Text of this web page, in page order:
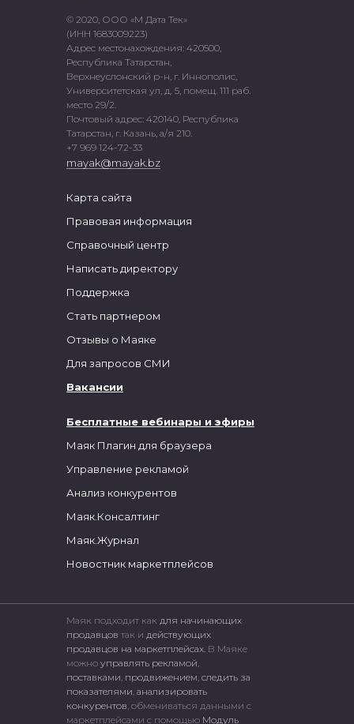
© 2020, ООО «М Дата Тек»
(ИНН 1683009223)
Адрес местонахождения: 420500,
Республика Татарстан,
Верхнеуслонский р-н, г. Иннополис,
Университетская ул, д. 5, помещ. 111 раб.
место 29/2.
Почтовый адрес: 420140, Республика
Татарстан, г. Казань, а/я 210.
+7 969 124-72-33
mayak@mayak.bz
Бесплатные вебинары и эфиры
Маяк Плагин для браузера
Управление рекламой
Анализ конкурентов
Маяк.Консалтинг
Маяк.Журнал
Новостник маркетплейсов
Карта сайта
Правовая информация
Справочный центр
Написать директору
Поддержка
Стать партнером
Отзывы о Маяке
Для запросов СМИ
Вакансии
Маяк подходит как для начинающих
продавцов так и действующих
продавцов на маркетплейсах. В Маяке
можно управлять рекламой,
поставками, продвижением, следить за
показателями, анализировать
конкурентов, обмениваться данными с
маркетплейсами c помощью Модуль